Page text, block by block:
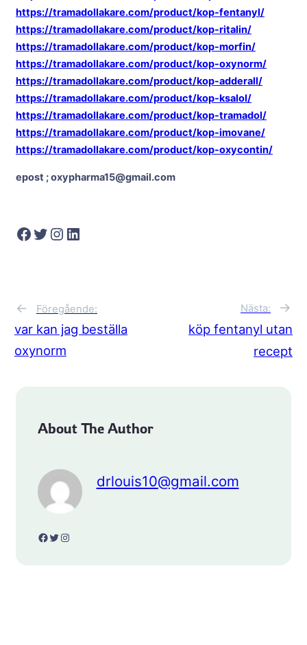
https://tramadollakare.com/product/kop-fentanyl/
https://tramadollakare.com/product/kop-ritalin/
https://tramadollakare.com/product/kop-morfin/
https://tramadollakare.com/product/kop-oxynorm/
https://tramadollakare.com/product/kop-adderall/
https://tramadollakare.com/product/kop-ksalol/
https://tramadollakare.com/product/kop-tramadol/
https://tramadollakare.com/product/kop-imovane/
https://tramadollakare.com/product/kop-oxycontin/
epost ; oxypharma15@gmail.com
Facebook Twitter Instagram LinkedIn
← Föregående:
var kan jag beställa
oxynorm
Nästa:
köp fentanyl utan
recept
→
About The Author
drlouis10@gmail.com
Facebook Twitter Instagram